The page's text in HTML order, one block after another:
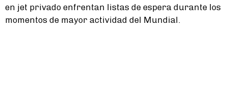
en jet privado enfrentan listas de espera durante los
momentos de mayor actividad del Mundial.